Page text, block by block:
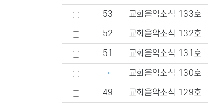
53 교회음악소식 133호
52 교회음악소식 132호
51 교회음악소식 131호
교회음악소식 130호
49 교회음악소식 129호